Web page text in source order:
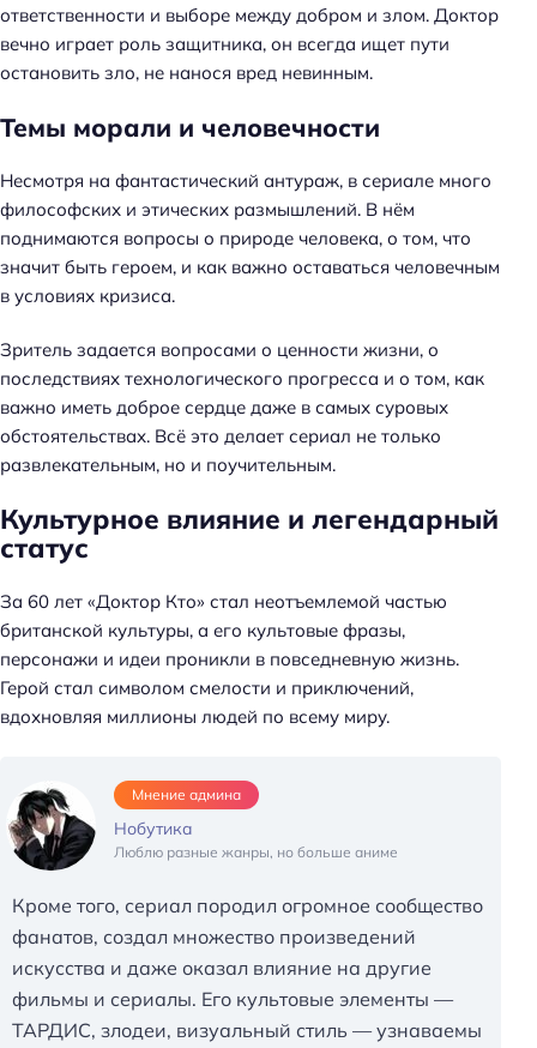
ответственности и выборе между добром и злом. Доктор
вечно играет роль защитника, он всегда ищет пути
остановить зло, не нанося вред невинным.
Темы морали и человечности
Несмотря на фантастический антураж, в сериале много
философских и этических размышлений. В нём
поднимаются вопросы о природе человека, о том, что
значит быть героем, и как важно оставаться человечным
в условиях кризиса.
Зритель задается вопросами о ценности жизни, о
последствиях технологического прогресса и о том, как
важно иметь доброе сердце даже в самых суровых
обстоятельствах. Всё это делает сериал не только
развлекательным, но и поучительным.
Культурное влияние и легендарный
статус
За 60 лет «Доктор Кто» стал неотъемлемой частью
британской культуры, а его культовые фразы,
персонажи и идеи проникли в повседневную жизнь.
Герой стал символом смелости и приключений,
вдохновляя миллионы людей по всему миру.
Мнение админа
Нобутика
Люблю разные жанры, но больше аниме
Кроме того, сериал породил огромное сообщество
фанатов, создал множество произведений
искусства и даже оказал влияние на другие
фильмы и сериалы. Его культовые элементы —
ТАРДИС, злодеи, визуальный стиль — узнаваемы
Н
й
т
: